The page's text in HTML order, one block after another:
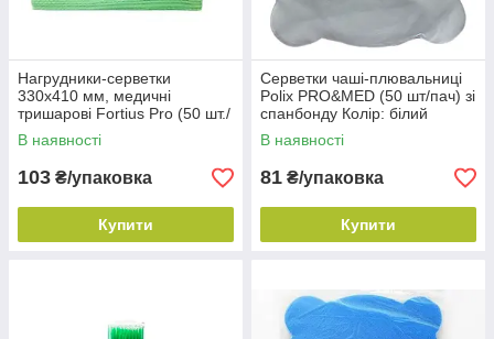
Нагрудники-серветки
330х410 мм, медичні
тришарові Fortius Pro (50 шт./
пач.), Салатові
В наявності
103 ₴/упаковка
Купити
Серветки чаші-плювальниці
Polix PRO&MED (50 шт/пач) зі
спанбонду Колір: білий
В наявності
81 ₴/упаковка
Купити